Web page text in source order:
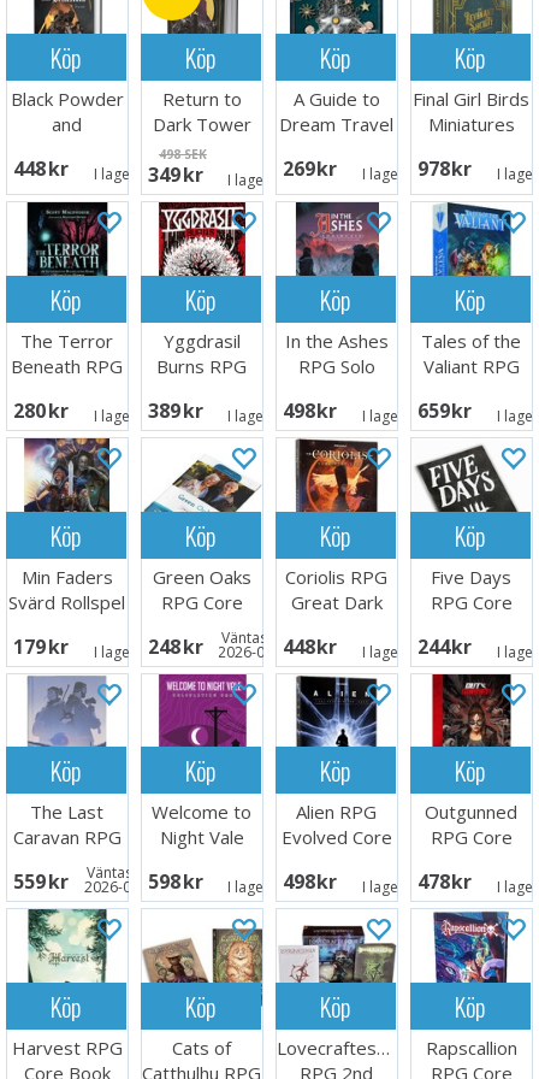
Köp
Black Powder
and
RPG Core
Book
448 SEK I lager: 1
Köp
Return to
Dark Tower
RPG Core
Rules
498 SEK
349 SEK I lager: 1
Köp
A Guide to
Dream Travel
269 SEK I lager: 1
Köp
Final Girl Birds
Miniatures
978 SEK I
Köp
The Terror
Beneath RPG
280 SEK I lager: 1
Köp
Yggdrasil
Burns RPG
389 SEK I lager: 1
Köp
In the Ashes
RPG Solo
498 SEK I lager: 1
Köp
Tales of the
Valiant RPG
659 SEK I
Köp
Min Faders
Svärd Rollspel
179 SEK I lager: 1
Köp
Green Oaks
RPG Core
Book
248 SEK Väntas in:
2026-09-30
Köp
Coriolis RPG
Great Dark
Rulebook
448 SEK I lager: 4
Köp
Five Days
RPG Core
244 SEK I
Köp
The Last
Caravan RPG
Core Rules
559 SEK Väntas in:
2026-09-30
Köp
Welcome to
Night Vale
Book
598 SEK I lager: 1
Köp
Alien RPG
Evolved Core
498 SEK I lager: 3
Köp
Outgunned
RPG Core
478 SEK I
Köp
Harvest RPG
Core Book
Köp
Cats of
Catthulhu RPG
Köp
Lovecraftesque
RPG 2nd
Köp
Rapscallion
RPG Core